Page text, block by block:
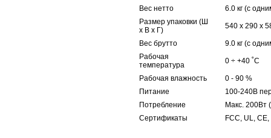
Вес нетто
6.0 кг (с
Размер упаковки (Ш
х В х Г)
540 x 290 x
Вес брутто
9.0 кг (с
Рабочая
температура
0 ÷ +40 ˚С
Рабочая влажность
0 - 90 %
Питание
100-240В
Потребление
Макс. 200Вт
Сертификаты
FCC, UL,